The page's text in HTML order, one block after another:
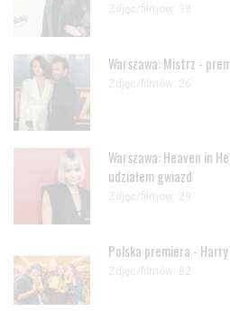
Zdjęc/filmów: 38
Warszawa: Mistrz -
Zdjęc/filmów: 26
Warszawa: Heaven in
udziałem gwiazd
Zdjęc/filmów: 29
Polska premiera -
Zdjęc/filmów: 82